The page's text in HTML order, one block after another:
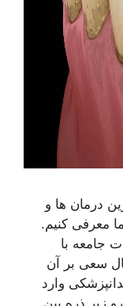
درمان ها و
معرفی کنیم.
جامعه با
سعی بر آن
وارد
زیر ذره بین